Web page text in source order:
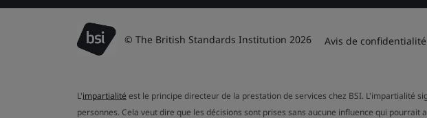
© The British Standards Institution 2026 Avis de confidentialité
L'impartialité est le principe directeur de la prestation de services chez BSI. L'impartialité
personnes. Cela veut dire que les décisions sont prises sans aucune influence qui